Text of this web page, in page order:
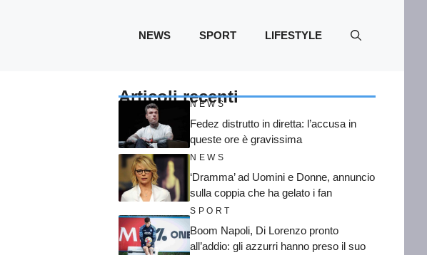
NEWS SPORT LIFESTYLE
Articoli recenti
NEWS
Fedez distrutto in diretta: l’accusa in
queste ore è gravissima
NEWS
‘Dramma’ ad Uomini e Donne, annuncio
sulla coppia che ha gelato i fan
SPORT
Boom Napoli, Di Lorenzo pronto
all’addio: gli azzurri hanno preso il suo